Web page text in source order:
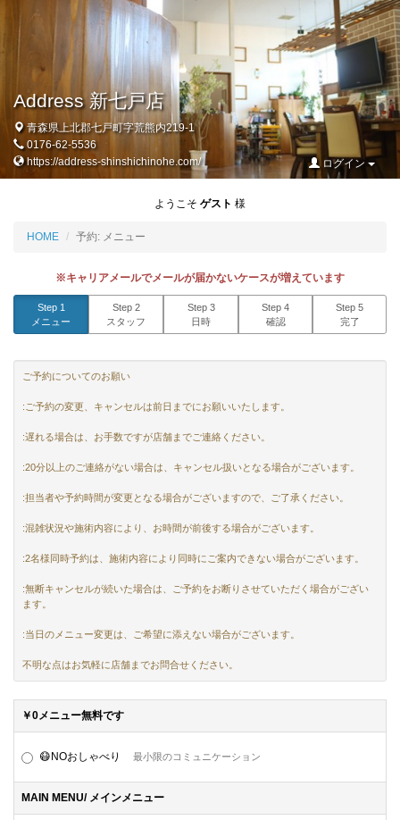
Address 新七戸店
青森県上北郡七戸町字荒熊内219-1
0176-62-5536
https://address-shinshichinohe.com/
ログイン
ようこそ ゲスト 様
HOME 予約: メニュー
※キャリアメールでメールが届かないケースが増えています
Step 1
メニュー
Step 2
スタッフ
Step 3
日時
Step 4
確認
Step 5
完了
ご予約についてのお願い
:ご予約の変更、キャンセルは前日までにお願いいたします。
:遅れる場合は、お手数ですが店舗までご連絡ください。
:20分以上のご連絡がない場合は、キャンセル扱いとなる場合がございます。
:担当者や予約時間が変更となる場合がございますので、ご了承ください。
:混雑状況や施術内容により、お時間が前後する場合がございます。
:2名様同時予約は、施術内容により同時にご案内できない場合がございます。
:無断キャンセルが続いた場合は、ご予約をお断りさせていただく場合がござい
ます。
:当日のメニュー変更は、ご希望に添えない場合がございます。
不明な点はお気軽に店舗までお問合せください。
￥0メニュー無料です
😷NOおしゃべり 最小限のコミュニケーション
MAIN MENU/ メインメニュー